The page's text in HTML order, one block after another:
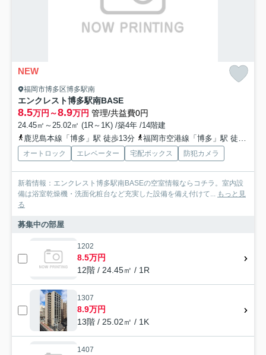
NEW
福岡市博多区博多駅南
エンクレスト博多駅南BASE
8.5万円～8.9万円 管理/共益費0円
24.45㎡～25.02㎡ (1R～1K) /築4年 /14階建
鹿児島本線「博多」駅 徒歩13分
福岡市空港線「博多」駅 徒歩13分
オートロック エレベーター 宅配ボックス 防犯カメラ
新着情報：エンクレスト博多駅南BASEの空室情報ならコチラ。室内設
備は浴室乾燥機・洗面化粧台など充実した設備を備え付けて... もっと見
る
募集中の部屋
1202
8.5万円
12階 / 24.45㎡ / 1R
1307
8.9万円
13階 / 25.02㎡ / 1K
1407